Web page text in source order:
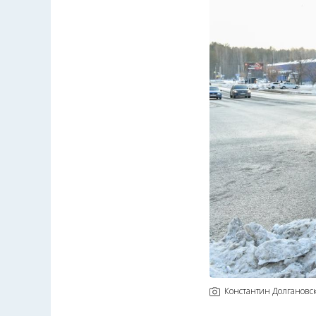
Константин